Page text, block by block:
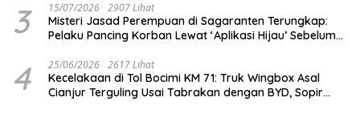
3 15/07/2026 2907 Lihat
Misteri Jasad Perempuan di Sagaranten Terungkap:
Pelaku Pancing Korban Lewat ‘Aplikasi Hijau’ Sebelum
4 25/06/2026 2617 Lihat
Kecelakaan di Tol Bocimi KM 71: Truk Wingbox Asal
Cianjur Terguling Usai Tabrakan dengan BYD, Sopir